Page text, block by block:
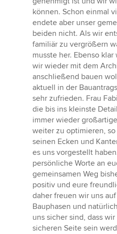
können. Schon einmal
endete aber unser
beiden nicht. Als wir
familiär zu vergrößern
musste her. Ebenso
wir wieder mit dem
anschließend bauen
aktuell in der
sehr zufrieden. Frau
die bis ins kleinste
immer wieder
weiter zu optimieren, so
seinen Ecken und
es uns vorgestellt
persönliche Worte an
gemeinsamen Weg
positiv und eure
daher freuen wir uns
Bauphasen und
uns sicher sind, dass
sicheren Seite sein